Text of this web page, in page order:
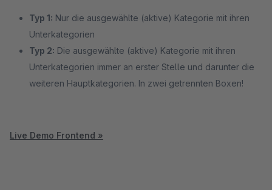
Typ 1: Nur die ausgewählte (aktive) Kategorie mit ihren
Unterkategorien
Typ 2: Die ausgewählte (aktive) Kategorie mit ihren
Unterkategorien immer an erster Stelle und darunter die
weiteren Hauptkategorien. In zwei getrennten Boxen!
Live Demo Frontend »